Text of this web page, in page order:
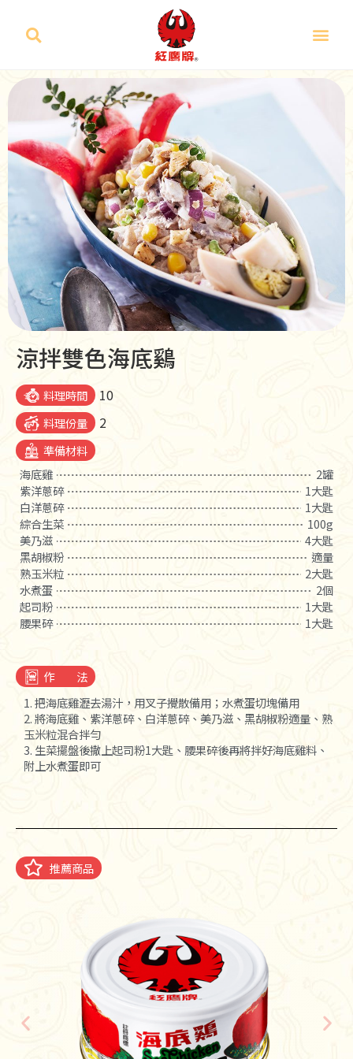
涼拌雙色海底鷄
料理時間 10
料理份量 2
準備材料
海底雞
2罐
紫洋蔥碎
1大匙
白洋蔥碎
1大匙
綜合生菜
100g
美乃滋
4大匙
黑胡椒粉
適量
熟玉米粒
2大匙
水煮蛋
2個
起司粉
1大匙
腰果碎
1大匙
作 法
1. 把海底雞瀝去湯汁，用叉子攪散備用；水煮蛋切塊備用
2. 將海底雞、紫洋蔥碎、白洋蔥碎、美乃滋、黑胡椒粉適量、熟
玉米粒混合拌勻
3. 生菜擺盤後撒上起司粉1大匙、腰果碎後再將拌好海底雞料、
附上水煮蛋即可
推薦商品